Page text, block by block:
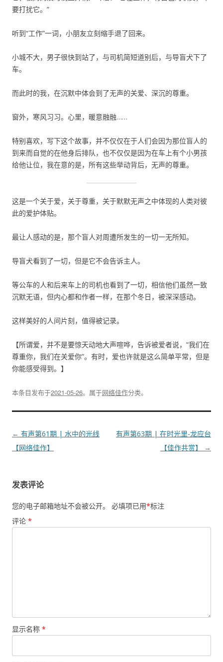
要打扰它。”
听到“工作”一词，小朋友立刻缩手退了回来。
小城不大，男子很快到站了，与司机简短道别后，与导盲犬下了
车。
而此时的我，在沉默中体会到了无声的关爱、深沉的尊重。
窗外，寒风习习。心里，暖意融融……
特别喜欢，写下这个故事，并不仅仅在于人们会因为那位盲人的
到来而自觉的在他身后排队，也不仅仅是因为在车上有个小男孩
给他让位，我在意的是，所有这些举动背后，无声的尊重。
这是一个关于爱，关于尊重，关于默默无声之中体现的人类对彼
此的爱护体贴。
最让人感动的是，那个盲人对周遭所发生的一切一无所知。
导盲犬看到了一切，但是它不会告诉主人。
等公车的人和后来车上的司机也看到了一切，相信他们虽然一致
沉默无语，但内心都和作者一样，在那个冬日，被深深感动。
这样美好的人间片刻，值得被记录。
【所谓爱，并不是要惊天动地大声喧哗，告诉被爱者说，“我们在
尊重你，我们在关爱你”。有时，爱也许就是这么简单平常，但是
你能感受得到。】
本条目发布于2021-05-26。属于网络佳作分类。
文
章
← 有声第61期 | 水中的光线
【网络佳作】
有声第63期 | 在时光里-龙应台
【佳作共赏】
→
发表评论
您的电子邮箱地址不会被公开。 必填项已用*标注
评论 *
显示名称 *